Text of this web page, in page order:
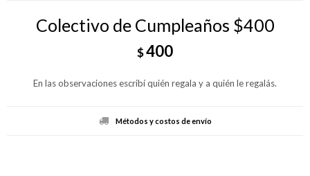
Colectivo de Cumpleaños $400
$400
En las observaciones escribí quién regala y a quién le regalás.
Métodos y costos de envío